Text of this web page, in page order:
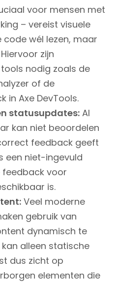
voor mensen met
– vereist visuele
code wél lezen, maar
zijn
nodig zoals de
of de
in Axe DevTools.
statusupdates: AI
kan niet beoordelen
feedback geeft
een niet-ingevuld
voor
is.
Veel moderne
gebruik van
dynamisch te
alleen statische
dus zicht op
elementen die